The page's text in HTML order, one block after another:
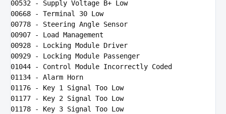
00532
00668
- Terminal 30
00778
00907
- Load
00928
00929
01044
01134
01176
- Key 1
01177
- Key 2
01178
- Key 3